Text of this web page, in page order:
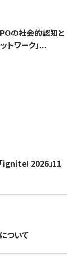
の社会的認知と
トワーク」...
ignite! 2026」11
ついて